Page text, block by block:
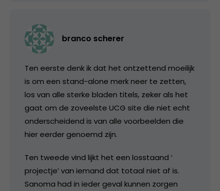
branco scherer
Ten eerste denk ik dat het ontzettend moeilijk
is om een stand-alone merk neer te zetten,
los van alle sterke bladen titels, zeker als het
gaat om de zoveelste UCG site die niet echt
onderscheidend is van alle voorbeelden die
hier eerder genoemd zijn.
Ten tweede vind lijkt het een losstaand ‘
projectje’ van iemand dat totaal niet af is.
Sanoma had in ieder geval kunnen zorgen